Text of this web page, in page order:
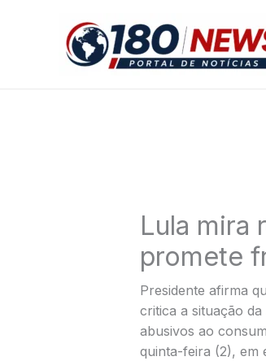
Lula mira
promete
Presidente afirma
critica a situação
abusivos ao
quinta-feira (2), em